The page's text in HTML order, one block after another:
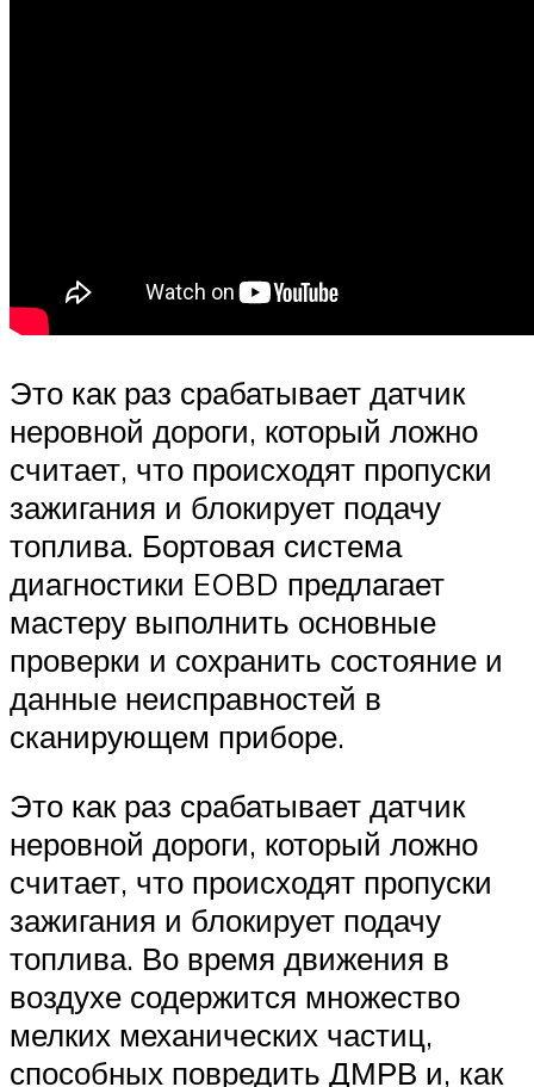
Это как раз срабатывает датчик
неровной дороги, который ложно
считает, что происходят пропуски
зажигания и блокирует подачу
топлива. Бортовая система
диагностики EOBD предлагает
мастеру выполнить основные
проверки и сохранить состояние и
данные неисправностей в
сканирующем приборе.
Это как раз срабатывает датчик
неровной дороги, который ложно
считает, что происходят пропуски
зажигания и блокирует подачу
топлива. Во время движения в
воздухе содержится множество
мелких механических частиц,
способных повредить ДМРВ и, как